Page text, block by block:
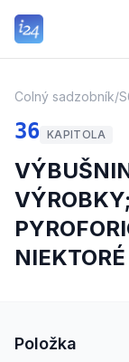
Colný sadzobník/
36 KAPITOLA
Položka